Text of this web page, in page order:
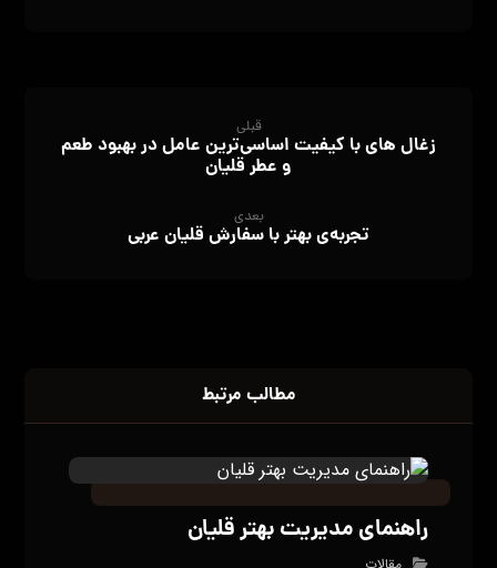
قبلی
زغال‌ های با کیفیت اساسی‌ترین عامل در بهبود طعم
و عطر قلیان
بعدی
تجربه‌ی بهتر با سفارش قلیان عربی
مطالب مرتبط
راهنمای مدیریت بهتر قلیان